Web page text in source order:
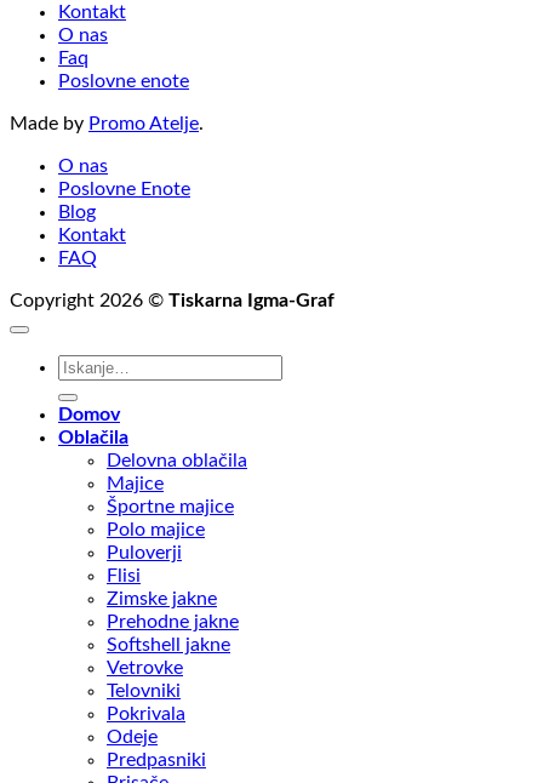
Kontakt
O nas
Faq
Poslovne enote
Made by Promo Atelje.
O nas
Poslovne Enote
Blog
Kontakt
FAQ
Copyright 2026 © Tiskarna Igma-Graf
Išči:
Domov
Oblačila
Delovna oblačila
Majice
Športne majice
Polo majice
Puloverji
Flisi
Zimske jakne
Prehodne jakne
Softshell jakne
Vetrovke
Telovniki
Pokrivala
Odeje
Predpasniki